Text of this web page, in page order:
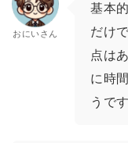
おにいさん
基本
だけ
点は
に時
うです